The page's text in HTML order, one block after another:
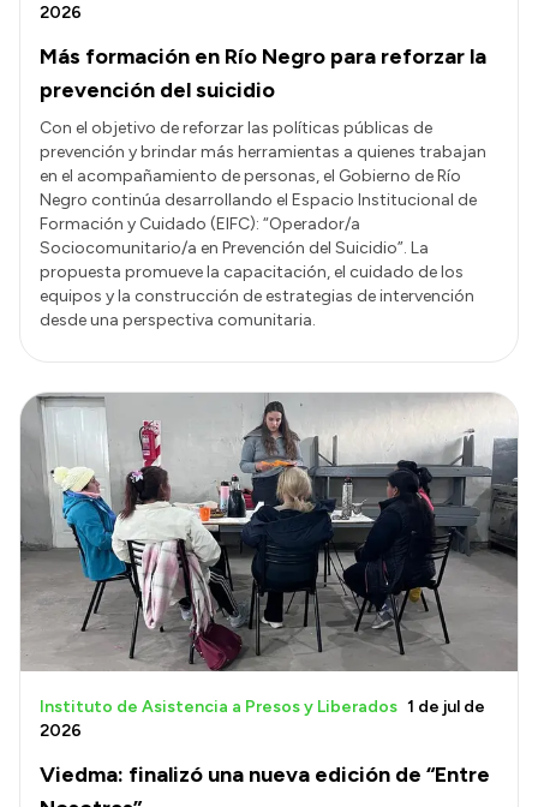
Más formación en Río Negro para reforzar la
prevención del suicidio
2026
Con el objetivo de reforzar las políticas públicas de
prevención y brindar más herramientas a quienes trabajan
en el acompañamiento de personas, el Gobierno de Río
Negro continúa desarrollando el Espacio Institucional de
Formación y Cuidado (EIFC): “Operador/a
Sociocomunitario/a en Prevención del Suicidio”. La
propuesta promueve la capacitación, el cuidado de los
equipos y la construcción de estrategias de intervención
desde una perspectiva comunitaria.
Viedma: finalizó una nueva edición de “Entre
Instituto de Asistencia a Presos y Liberados 1 de jul de
2026